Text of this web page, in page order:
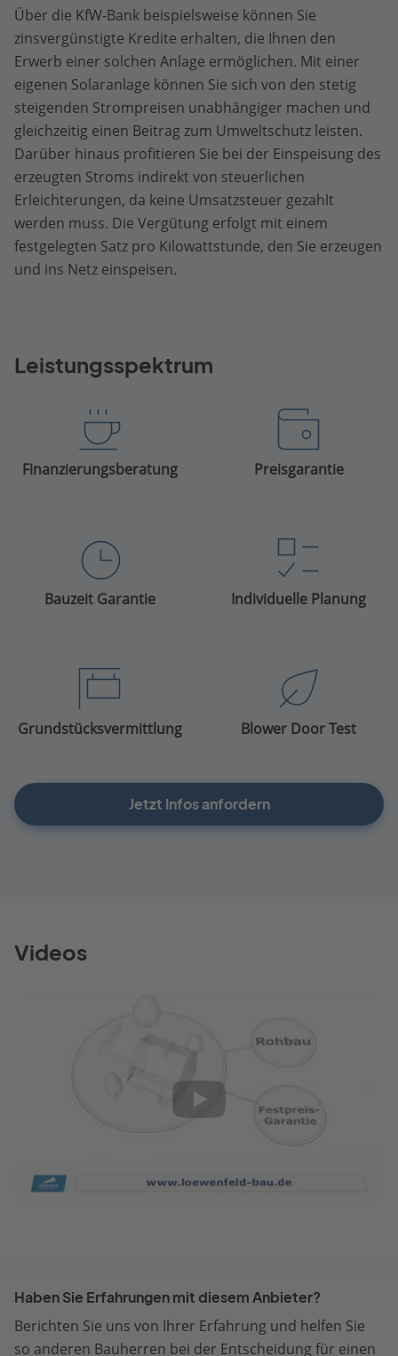
Über die KfW-Bank beispielsweise können Sie
zinsvergünstigte Kredite erhalten, die Ihnen den
Erwerb einer solchen Anlage ermöglichen. Mit einer
eigenen Solaranlage können Sie sich von den stetig
steigenden Strompreisen unabhängiger machen und
gleichzeitig einen Beitrag zum Umweltschutz leisten.
Darüber hinaus profitieren Sie bei der Einspeisung des
erzeugten Stroms indirekt von steuerlichen
Erleichterungen, da keine Umsatzsteuer gezahlt
werden muss. Die Vergütung erfolgt mit einem
festgelegten Satz pro Kilowattstunde, den Sie erzeugen
und ins Netz einspeisen.
Leistungsspektrum
Finanzierungsberatung Preisgarantie
Bauzeit Garantie Individuelle Planung
Grundstücksvermittlung Blower Door Test
Jetzt Infos anfordern
Videos
Haben Sie Erfahrungen mit diesem Anbieter?
Berichten Sie uns von Ihrer Erfahrung und helfen Sie
so anderen Bauherren bei der Entscheidung für einen